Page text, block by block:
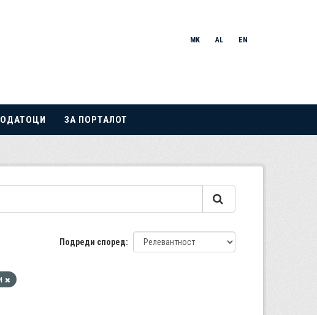
MK AL EN
ЗА ПОРТАЛОТ
Подреди според